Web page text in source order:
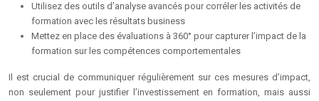
Utilisez des outils d’analyse avancés pour corréler les activités de
formation avec les résultats business
Mettez en place des évaluations à 360° pour capturer l’impact de la
formation sur les compétences comportementales
Il est crucial de communiquer régulièrement sur ces mesures d’impact,
non seulement pour justifier l’investissement en formation, mais aussi